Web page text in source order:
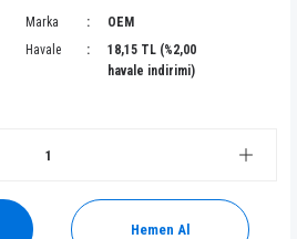
Marka
OEM
Havale
18,15 TL (%2,00
havale indirimi)
Hemen Al